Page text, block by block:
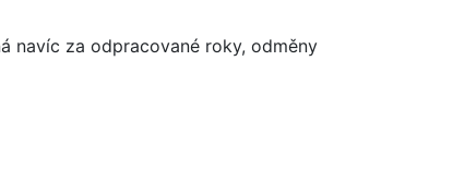
navíc za odpracované roky, odměny